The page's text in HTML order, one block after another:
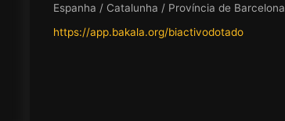
Espanha / Catalunha / Província de Barcelona
https://app.bakala.org/biactivodotado